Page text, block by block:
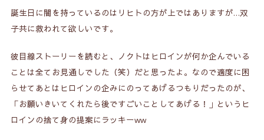
誕生日に闇を持っているのはリヒトの方が上ではありますが…双
子共に救われて欲しいです。
彼目線ストーリーを読むと、ノクトはヒロインが何か企んでいる
ことは全てお見通しでした（笑）だと思ったよ。なので適度に困
らせてあとはヒロインの企みにのってあげるつもりだったのが、
「お願いきいてくれたら後ですごいことしてあげる！」というヒ
ロインの捨て身の提案にラッキーww